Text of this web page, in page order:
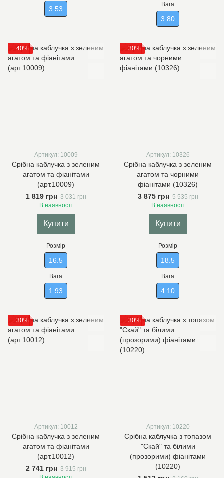
3.53
Вага
3.80
−40%
Артикул: 10009
Срібна каблучка з зеленим
агатом та фіанітами
(арт.10009)
1 819 грн 3 031 грн
В наявності
Купити
Розмір
16.5
Вага
1.93
−30%
Артикул: 10326
Срібна каблучка з зеленим
агатом та чорними
фіанітами (10326)
3 875 грн 5 535 грн
В наявності
Купити
Розмір
18.5
Вага
4.10
−30%
Артикул: 10012
Срібна каблучка з зеленим
агатом та фіанітами
(арт.10012)
2 741 грн 3 915 грн
−30%
Артикул: 10220
Срібна каблучка з топазом
"Скай" та білими
(прозорими) фіанітами
(10220)